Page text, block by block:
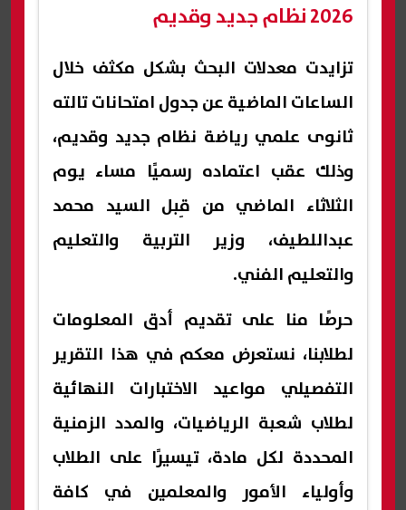
2026 نظام جديد وقديم
تزايدت معدلات البحث بشكل مكثف خلال
الساعات الماضية عن جدول امتحانات تالته
ثانوى علمي رياضة نظام جديد وقديم،
وذلك عقب اعتماده رسميًا مساء يوم
الثلاثاء الماضي من قِبل السيد محمد
عبداللطيف، وزير التربية والتعليم
والتعليم الفني.
حرصًا منا على تقديم أدق المعلومات
لطلابنا، نستعرض معكم في هذا التقرير
التفصيلي مواعيد الاختبارات النهائية
لطلاب شعبة الرياضيات، والمدد الزمنية
المحددة لكل مادة، تيسيرًا على الطلاب
وأولياء الأمور والمعلمين في كافة